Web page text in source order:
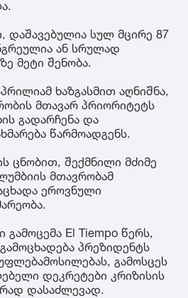
დაშავებულია სულ მცირე 87
ან სრულად
მეტი შენობა.
ხაზგასმით აღნიშნა,
მთავარ პრიორიტეტს
გადარჩენა და
წარმოადგენს.
ცნობით, შექმნილი მძიმე
მთავრობამ
ეროვნული
El Tiempo წერს,
პრეზიდენტს
გამოსცეს
დეკრეტები კრიზისის
დასაძლევად.